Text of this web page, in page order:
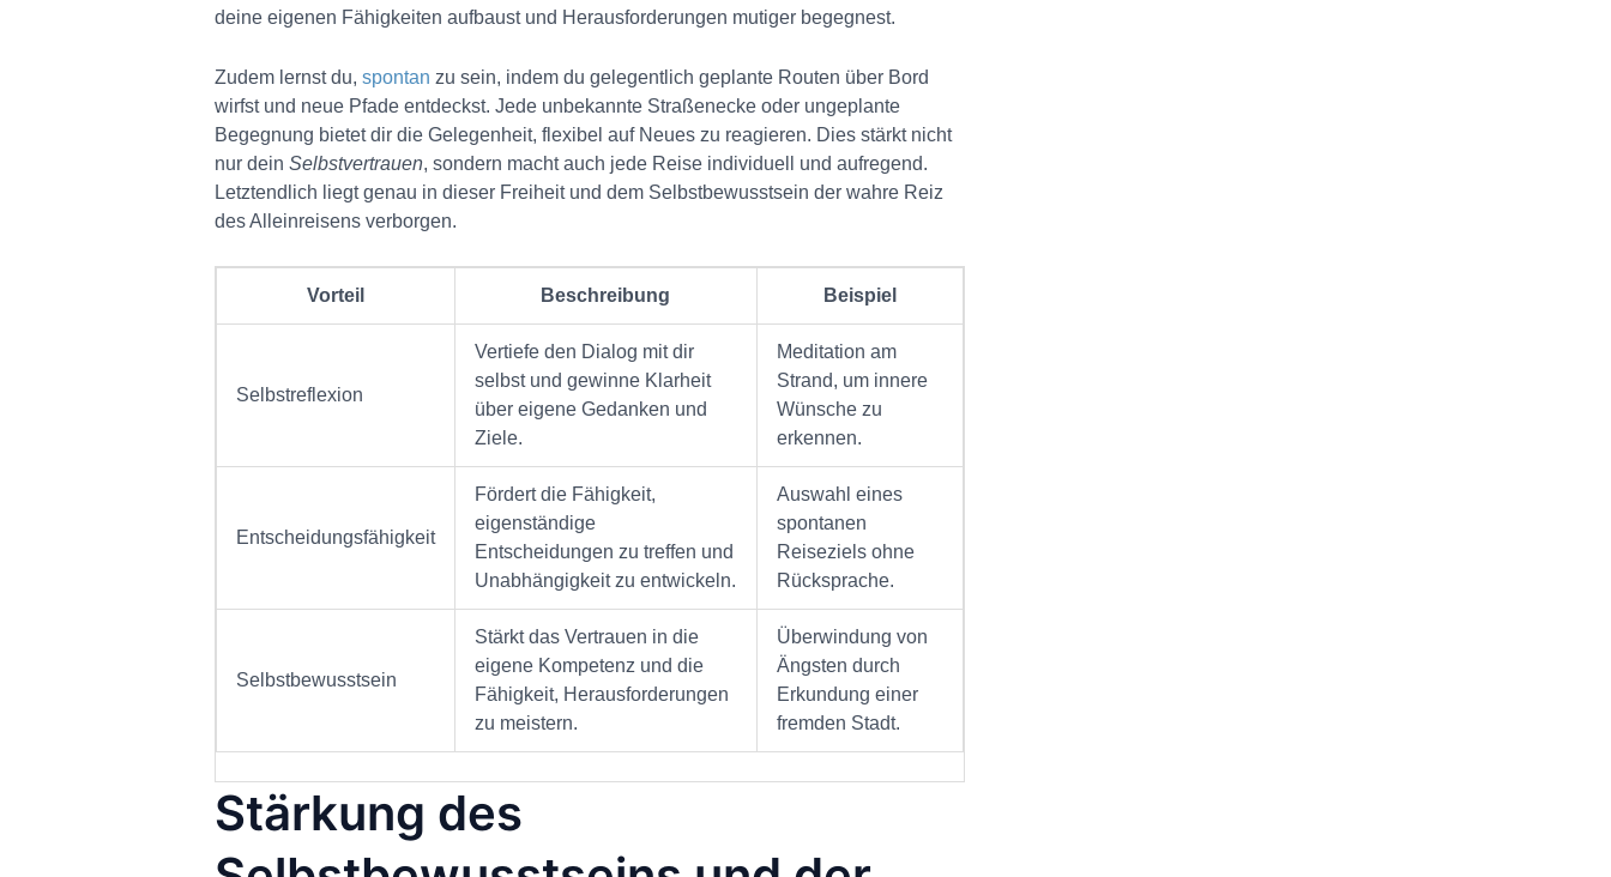
deine eigenen Fähigkeiten aufbaust und Herausforderungen mutiger begegnest.
Zudem lernst du, spontan zu sein, indem du gelegentlich geplante Routen über Bord
wirfst und neue Pfade entdeckst. Jede unbekannte Straßenecke oder ungeplante
Begegnung bietet dir die Gelegenheit, flexibel auf Neues zu reagieren. Dies stärkt nicht
nur dein Selbstvertrauen, sondern macht auch jede Reise individuell und aufregend.
Letztendlich liegt genau in dieser Freiheit und dem Selbstbewusstsein der wahre Reiz
des Alleinreisens verborgen.
Vorteil Beschreibung Beispiel
Selbstreflexion
Vertiefe den Dialog mit dir
selbst und gewinne Klarheit
über eigene Gedanken und
Ziele.
Meditation am
Strand, um innere
Wünsche zu
erkennen.
Entscheidungsfähigkeit
Fördert die Fähigkeit,
eigenständige
Entscheidungen zu treffen und
Unabhängigkeit zu entwickeln.
Auswahl eines
spontanen
Reiseziels ohne
Rücksprache.
Selbstbewusstsein
Stärkt das Vertrauen in die
eigene Kompetenz und die
Fähigkeit, Herausforderungen
zu meistern.
Überwindung von
Ängsten durch
Erkundung einer
fremden Stadt.
Stärkung des